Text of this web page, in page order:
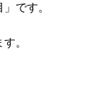
です。
。